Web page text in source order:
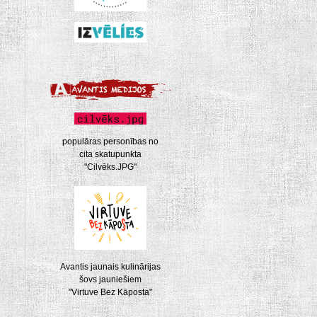
populāras personības no
cita skatupunkta
"Cilvēks.JPG"
Avantis jaunais kulinārijas
šovs jauniešiem
"Virtuve Bez Kāposta"